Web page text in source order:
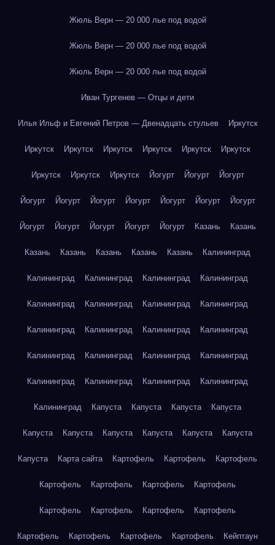
Жюль Верн — 20 000 лье под водой
Жюль Верн — 20 000 лье под водой
Жюль Верн — 20 000 лье под водой
Иван Тургенев — Отцы и дети
Илья Ильф и Евгений Петров — Двенадцать стульев Иркутск
Иркутск Иркутск Иркутск Иркутск Иркутск Иркутск
Иркутск Иркутск Иркутск Йогурт Йогурт Йогурт
Йогурт Йогурт Йогурт Йогурт Йогурт Йогурт Йогурт
Йогурт Йогурт Йогурт Йогурт Йогурт Казань Казань
Казань Казань Казань Казань Казань Калининград
Калининград Калининград Калининград Калининград
Калининград Калининград Калининград Калининград
Калининград Калининград Калининград Калининград
Калининград Калининград Калининград Калининград
Калининград Калининград Калининград Калининград
Калининград Капуста Капуста Капуста Капуста
Капуста Капуста Капуста Капуста Капуста Капуста
Капуста Карта сайта Картофель Картофель Картофель
Картофель Картофель Картофель Картофель
Картофель Картофель Картофель Картофель
Картофель Картофель Картофель Картофель Кейптаун